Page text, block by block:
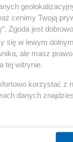
cenimy Twoją
Zgoda jest
się w lewym
ale masz
tej witrynie.
korzystać z
danych